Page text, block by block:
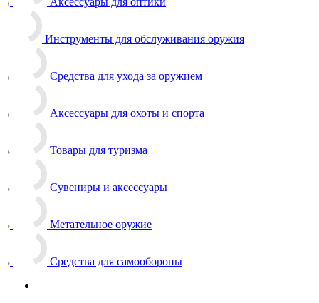
Инструменты для обслуживания оружия
Средства для ухода за оружием
Аксессуары для охоты и спорта
Товары для туризма
Сувениры и аксессуары
Метательное оружие
Средства для самообороны